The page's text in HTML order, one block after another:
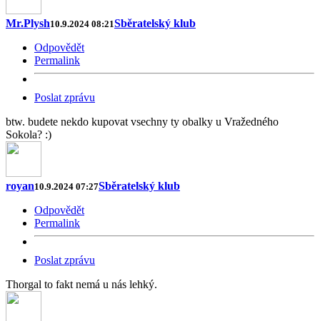
Mr.Plysh10.9.2024 08:21Sběratelský klub
Odpovědět
Permalink
Poslat zprávu
btw. budete nekdo kupovat vsechny ty obalky u Vražedného
Sokola? :)
royan10.9.2024 07:27Sběratelský klub
Odpovědět
Permalink
Poslat zprávu
Thorgal to fakt nemá u nás lehký.